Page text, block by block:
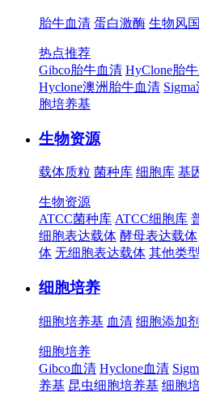
胎牛血清 蛋白激酶 生物风
热点推荐
Gibco胎牛血清 HyClone胎
Hyclone澳洲胎牛血清
胞培养基
生物资源
载体质粒 菌种库 细胞库 基
生物资源
ATCC菌种库 ATCC细胞库
细胞表达载体 酵母表达载体
体 无细胞表达载体 其他类
细胞培养
细胞培养基 血清 细胞添加剂
细胞培养
Gibco血清 Hyclone血清
养基 昆虫细胞培养基 细胞